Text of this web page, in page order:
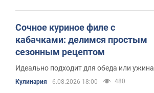
Сочное куриное филе с
кабачками: делимся простым
сезонным рецептом
Идеально подходит для обеда или ужина
Кулинария 6.08.2026 18:00 480